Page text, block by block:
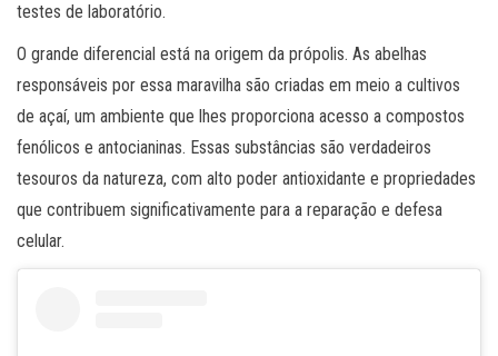
testes de laboratório.
O grande diferencial está na origem da própolis. As abelhas
responsáveis por essa maravilha são criadas em meio a cultivos
de açaí, um ambiente que lhes proporciona acesso a compostos
fenólicos e antocianinas. Essas substâncias são verdadeiros
tesouros da natureza, com alto poder antioxidante e propriedades
que contribuem significativamente para a reparação e defesa
celular.